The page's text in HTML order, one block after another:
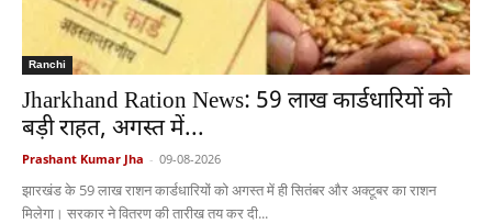
Ranchi
Jharkhand Ration News: 59 लाख कार्डधारियों को
बड़ी राहत, अगस्त में...
Prashant Kumar Jha - 09-08-2026
झारखंड के 59 लाख राशन कार्डधारियों को अगस्त में ही सितंबर और अक्टूबर का राशन
मिलेगा। सरकार ने वितरण की तारीख तय कर दी...